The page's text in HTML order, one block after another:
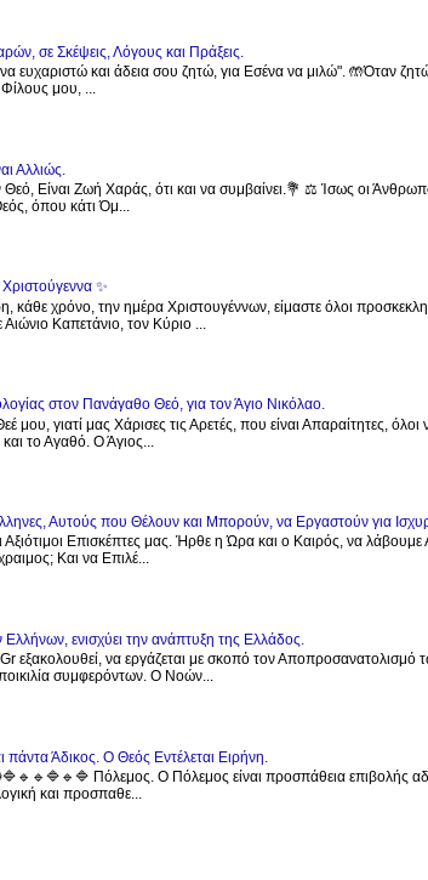
σε Σκέψεις, Λόγους και Πράξεις.
ευχαριστώ και άδεια σου ζητώ, για Εσένα να μιλώ". 🤲Όταν
μου, ...
Αλλιώς.
Είναι Ζωή Χαράς, ότι και να συμβαίνει.💐 ⚖️ Ίσως οι
όπου κάτι Όμ...
✨️
κάθε χρόνο, την ημέρα Χριστουγέννων, είμαστε όλοι
Καπετάνιο, τον Κύριο ...
στον Πανάγαθο Θεό, για τον Άγιο Νικόλαο.
μου, γιατί μας Χάρισες τις Αρετές, που είναι Απαραίτητες, όλοι
το Αγαθό. Ο Άγιος...
Αυτούς που Θέλουν και Μπορούν, να Εργαστούν για
Αξιότιμοι Επισκέπτες μας. Ήρθε η Ώρα και ο Καιρός, να λάβουμε
Και να Επιλέ...
ενισχύει την ανάπτυξη της Ελλάδος.
εξακολουθεί, να εργάζεται με σκοπό τον Αποπροσανατολισμό
συμφερόντων. Ο Νοών...
πάντα Άδικος. Ο Θεός Εντέλεται Ειρήνη.
Πόλεμος. Ο Πόλεμος είναι προσπάθεια επιβολής
και προσπαθε...